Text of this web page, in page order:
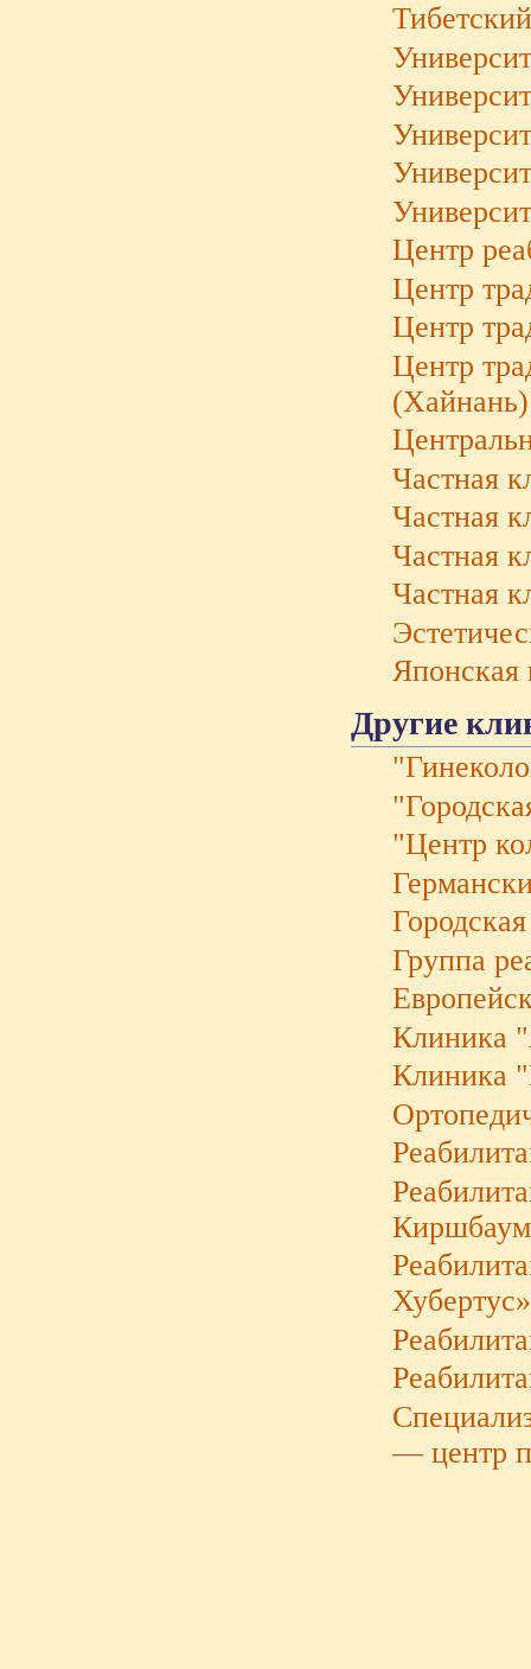
Центр
Центр
Центр
Центр
(Хайнань)
Частная
Частная
Частная
Частная
Японская
Другие
"Центр
Группа
Клиника
Клиника
Хубертус»
— центр